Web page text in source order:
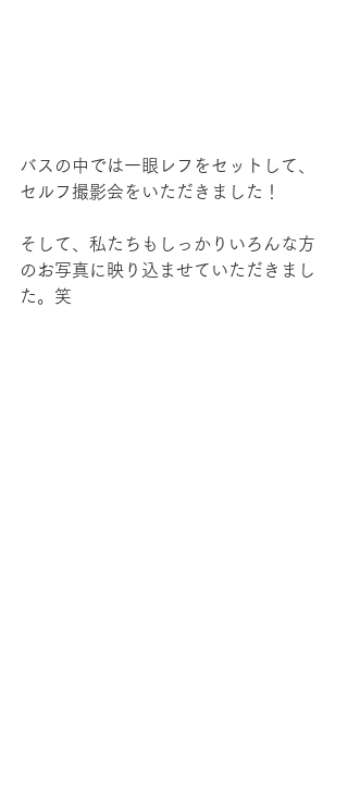
バスの中では一眼レフをセットして、
セルフ撮影会をいただきました！
そして、私たちもしっかりいろんな方
のお写真に映り込ませていただきまし
た。笑